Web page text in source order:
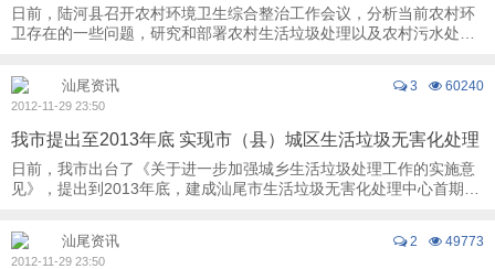
日前，陆河县召开农村环境卫生综合整治工作会议，分析当前农村环
卫存在的一些问题，研究和部署农村生活垃圾处理以及农村污水处理
3 60240
汕尾资讯
2012-11-29 23:50
我市提出至2013年底 实现市（县）城区生活垃圾无害化处理
日前，我市出台了《关于进一步加强城乡生活垃圾处理工作的实施意
见》，提出到2013年底，建成汕尾市生活垃圾无害化处理中心首期工
2 49773
汕尾资讯
2012-11-29 23:50